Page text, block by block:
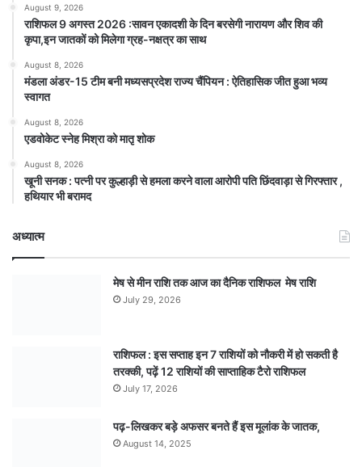
August 9, 2026
राशिफल 9 अगस्त 2026 :सावन एकादशी के दिन बरसेगी नारायण और शिव की
कृपा,इन जातकों को मिलेगा ग्रह-नक्षत्र का साथ
August 8, 2026
मंडला अंडर-15 टीम बनी मध्यसप्रदेश राज्य चैंपियन : ऐतिहासिक जीत हुआ भव्य
स्वागत
August 8, 2026
एडवोकेट स्नेह मिश्रा को मातृ शोक
August 8, 2026
खूनी सनक : पत्नी पर कुल्हाड़ी से हमला करने वाला आरोपी पति छिंदवाड़ा से गिरफ्तार ,
हथियार भी बरामद
अध्यात्म
मेष से मीन राशि तक आज का दैनिक राशिफल मेष राशि
July 29, 2026
राशिफल : इस सप्ताह इन 7 राशियों को नौकरी में हो सकती है
तरक्की, पढ़ें 12 राशियों की साप्ताहिक टैरो राशिफल
July 17, 2026
पढ़-लिखकर बड़े अफसर बनते हैं इस मूलांक के जातक,
August 14, 2025